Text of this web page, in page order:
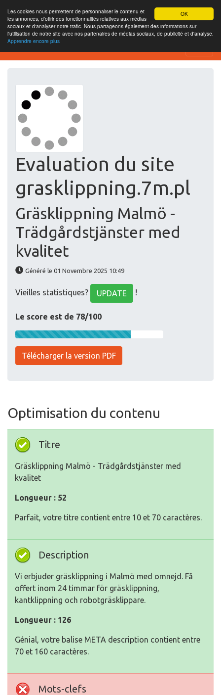
OK
Les cookies nous permettent de personnaliser le contenu et
les annonces, d'offrir des fonctionnalités relatives aux médias
sociaux et d'analyser notre trafic. Nous partageons également des informations sur
l'utilisation de notre site avec nos partenaires de médias sociaux, de publicité et d'analyse.
Apprendre encore plus
Free SEO Testing Tool
Evaluation du site
grasklippning.7m.pl
Gräsklippning Malmö -
Trädgårdstjänster med
kvalitet
Généré le 01 Novembre 2025 10:49
Vieilles statistiques? UPDATE !
Le score est de 78/100
Télécharger la version PDF
Optimisation du contenu
Titre
Gräsklippning Malmö - Trädgårdstjänster med
kvalitet
Longueur : 52
Parfait, votre titre contient entre 10 et 70 caractères.
Description
Vi erbjuder gräsklippning i Malmö med omnejd. Få
offert inom 24 timmar för gräsklippning,
kantklippning och robotgräsklippare.
Longueur : 126
Génial, votre balise META description contient entre
70 et 160 caractères.
Mots-clefs